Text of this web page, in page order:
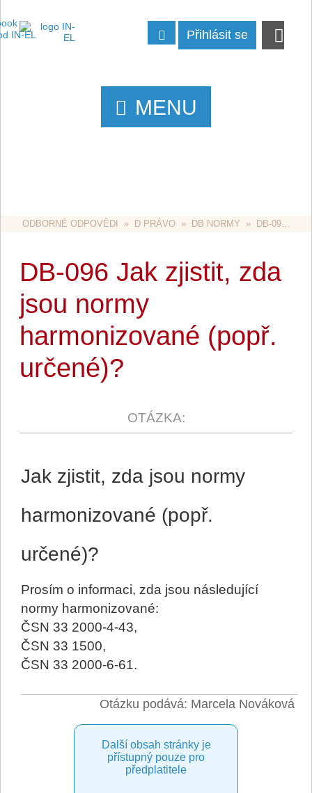
Přihlásit se
MENU
ODBORNÉ ODPOVĚDI
  »
D PRÁVO
  »
DB NORMY
  »  DB-096 JAK ZJISTIT, ZDA JSOU NORMY HARMONIZOVANÉ (POPŘ. URČENÉ)?
DB-096 Jak zjistit, zda
jsou normy
harmonizované (popř.
určené)?
Jak zjistit, zda jsou normy
harmonizované (popř.
určené)?
Prosím o informaci, zda jsou následující
normy harmonizované:
ČSN 33 2000-4-43,
ČSN 33 1500,
ČSN 33 2000-6-61.
Otázku podává: Marcela Nováková
Další obsah stránky je
přístupný pouze pro
předplatitele